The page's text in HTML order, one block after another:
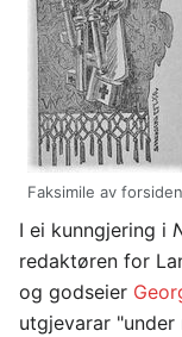
Faksimile av
I ei kunngjering i
redaktøren for
og godseier
utgjevarar